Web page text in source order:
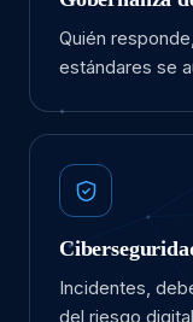
Quién
estándares se
Incidentes,
del riesgo